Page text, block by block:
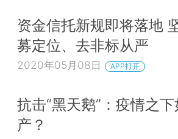
资金信托新规即将落地
募定位、去非标从严
2020年05月08日 APP打开
抗击“黑天鹅”：疫情之
产？